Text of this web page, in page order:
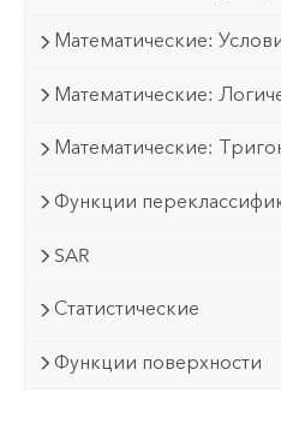
Математические:
Математические:
Математические:
Функции
SAR
Статистические
Функции поверхности